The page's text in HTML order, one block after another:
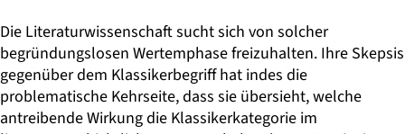
Die Literaturwissenschaft sucht sich von solcher
begründungslosen Wertemphase freizuhalten. Ihre Skepsis
gegenüber dem Klassikerbegriff hat indes die
problematische Kehrseite, dass sie übersieht, welche
antreibende Wirkung die Klassikerkategorie im